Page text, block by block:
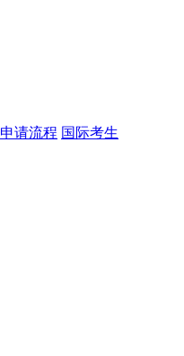
申请流程 国际考生